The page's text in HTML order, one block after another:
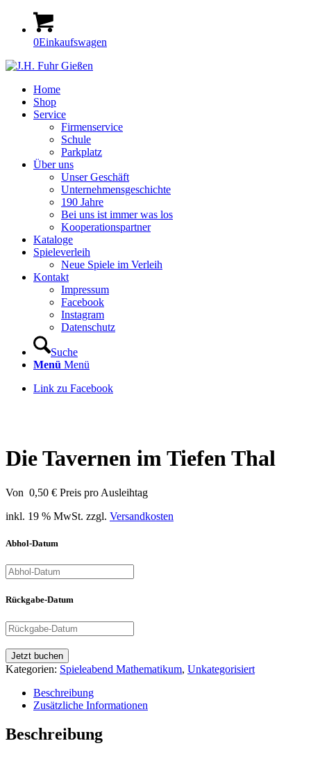
0Einkaufswagen
Home
Shop
Service
Firmenservice
Schule
Parkplatz
Über uns
Unser Geschäft
Unternehmensgeschichte
190 Jahre
Bei uns ist immer was los
Kooperationspartner
Kataloge
Spieleverleih
Neue Spiele im Verleih
Kontakt
Impressum
Facebook
Instagram
Datenschutz
Suche
Menü Menü
Link zu Facebook
Die Tavernen im Tiefen Thal
Von 0,50 € Preis pro Ausleihtag
inkl. 19 % MwSt. zzgl. Versandkosten
Abhol-Datum
Rückgabe-Datum
Jetzt buchen
Kategorien: Spieleabend Mathematikum, Unkategorisiert
Beschreibung
Zusätzliche Informationen
Beschreibung